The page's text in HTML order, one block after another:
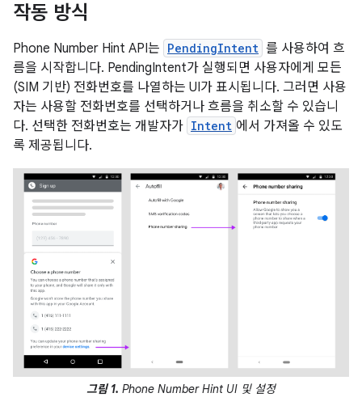
작동 방식
Phone Number Hint API는 PendingIntent 를 사용하여 흐
름을 시작합니다. PendingIntent가 실행되면 사용자에게 모든
(SIM 기반) 전화번호를 나열하는 UI가 표시됩니다. 그러면 사용
자는 사용할 전화번호를 선택하거나 흐름을 취소할 수 있습니
다. 선택한 전화번호는 개발자가 Intent 에서 가져올 수 있도
록 제공됩니다.
그림 1. Phone Number Hint UI 및 설정